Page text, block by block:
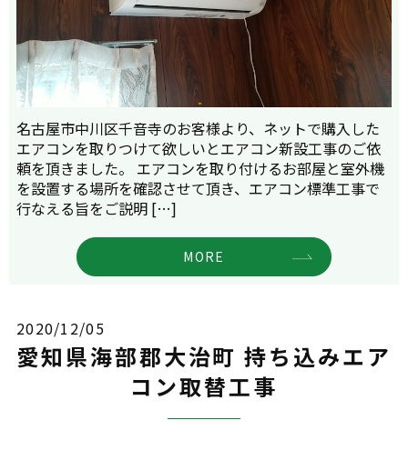
名古屋市中川区千音寺のお客様より、ネットで購入した
エアコンを取りつけて欲しいとエアコン新設工事のご依
頼を頂きました。 エアコンを取り付けるお部屋と室外機
を設置する場所を確認させて頂き、エアコン標準工事で
行なえる旨をご説明 […]
MORE
2020/12/05
愛知県海部郡大治町 持ち込みエア
コン取替工事